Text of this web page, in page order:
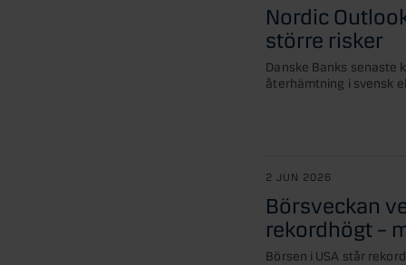
Nordic
större risker
Danske Banks senaste
återhämtning i svensk
2 JUN 2026
Börsveckan
rekordhögt –
Börsen i USA står